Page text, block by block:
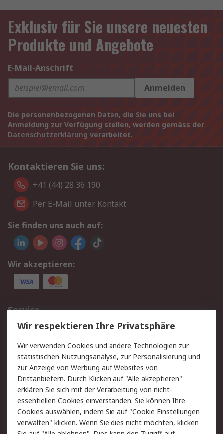
Exklusiv für Sie unsere neuesten
Produkte und Angebote
E-Mail-Anschrift
Anmelden
Die personenbezogenen Daten, die Sie uns bei
Anmeldung zur Verfügung stellen, werden gemäss der
Datenschutzerklärung verarbeitet.
Kontaktieren Sie uns:
+41 (44) 28 36 190
Per E-Mail unter Kontakt
Sie finden uns auch auf:
Wir akzeptieren:
Service
Value Added Services
Lieferlösungen
Rücksendungen
Kontakt
Hilfe
Rechtliches
AGB
Datenschutz
Cookie-Richtlinie
Zahlungsbedingungen
Copyright/Impressum
Wir respektieren Ihre Privatsphäre
Wir verwenden Cookies und andere Technologien zur
statistischen Nutzungsanalyse, zur Personalisierung und
zur Anzeige von Werbung auf Websites von
Drittanbietern. Durch Klicken auf "Alle akzeptieren"
erklären Sie sich mit der Verarbeitung von nicht-
essentiellen Cookies einverstanden. Sie können Ihre
Cookies auswählen, indem Sie auf "Cookie Einstellungen
verwalten" klicken. Wenn Sie dies nicht möchten, klicken